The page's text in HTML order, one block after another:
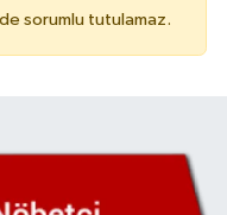
sorumlu tutulamaz.